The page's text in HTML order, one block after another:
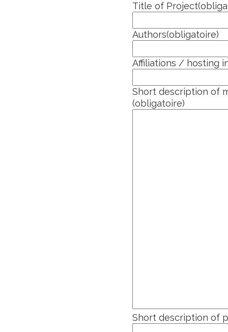
Title of Project
Authors(obligatoire)
Affiliations / hosting
Short description of
(obligatoire)
Short description of